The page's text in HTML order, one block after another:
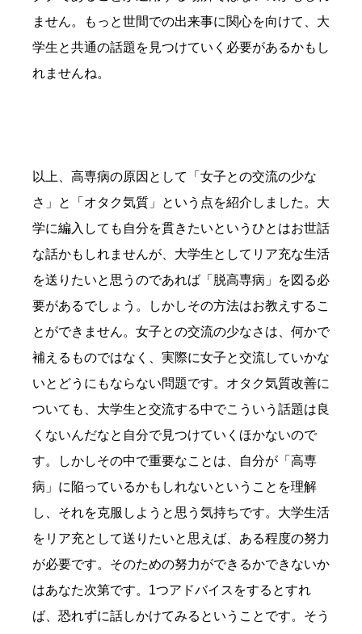
ません。もっと世間での出来事に関心を向けて、大
学生と共通の話題を見つけていく必要があるかもし
れませんね。
以上、高専病の原因として「女子との交流の少な
さ」と「オタク気質」という点を紹介しました。大
学に編入しても自分を貫きたいというひとはお世話
な話かもしれませんが、大学生としてリア充な生活
を送りたいと思うのであれば「脱高専病」を図る必
要があるでしょう。しかしその方法はお教えするこ
とができません。女子との交流の少なさは、何かで
補えるものではなく、実際に女子と交流していかな
いとどうにもならない問題です。オタク気質改善に
ついても、大学生と交流する中でこういう話題は良
くないんだなと自分で見つけていくほかないので
す。しかしその中で重要なことは、自分が「高専
病」に陥っているかもしれないということを理解
し、それを克服しようと思う気持ちです。大学生活
をリア充として送りたいと思えば、ある程度の努力
が必要です。そのための努力ができるかできないか
はあなた次第です。1つアドバイスをするとすれ
ば、恐れずに話しかけてみるということです。そう